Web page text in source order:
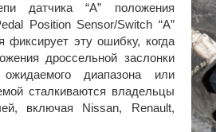
датчика “А” положения
Position Sensor/Switch “A”
фиксирует эту ошибку, когда
дроссельной заслонки
диапазона или
сталкиваются владельцы
включая Nissan, Renault,